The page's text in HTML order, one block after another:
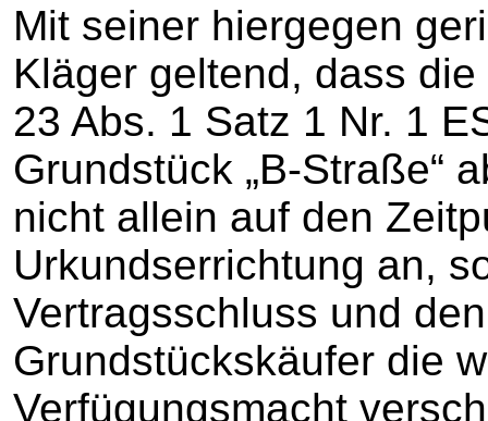
Mit seiner hiergegen
Kläger geltend, dass
23 Abs. 1 Satz 1 Nr. 1
Grundstück „B-Straße“
nicht allein auf den
Urkundserrichtung an,
Vertragsschluss und
Grundstückskäufer die
Verfügungsmacht